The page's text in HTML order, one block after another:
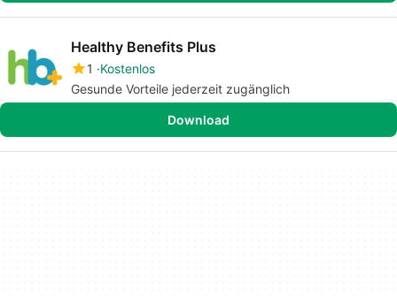
Healthy Benefits Plus
1
Kostenlos
Gesunde Vorteile jederzeit zugänglich
Download